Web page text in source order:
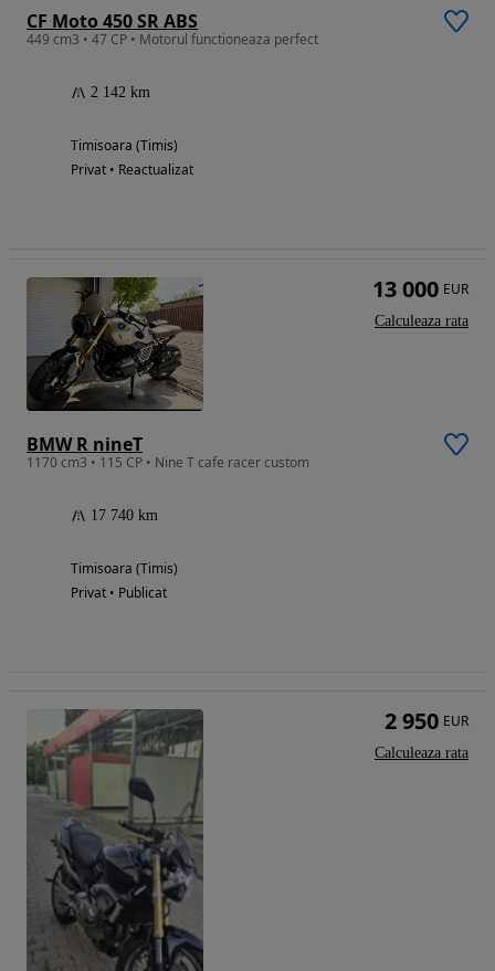
CF Moto 450 SR ABS
449 cm3 • 47 CP • Motorul functioneaza perfect
2 142 km
Timisoara (Timis)
Privat • Reactualizat
BMW R nineT
1170 cm3 • 115 CP • Nine T cafe racer custom
17 740 km
Timisoara (Timis)
Privat • Publicat
13 000 EUR
Calculeaza rata
2 950 EUR
Calculeaza rata